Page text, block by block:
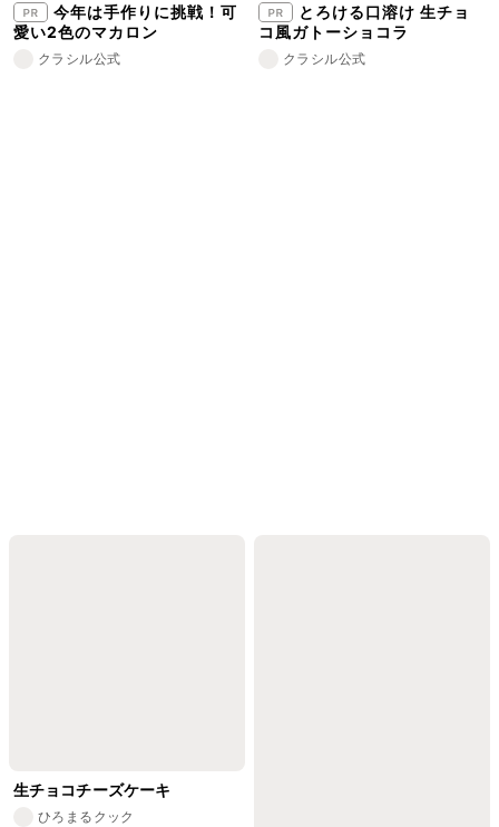
今年は手作りに挑戦！可
愛い2色のマカロン
クラシル公式
とろける口溶け 生チョ
コ風ガトーショコラ
クラシル公式
生チョコチーズケーキ
ひろまるクック